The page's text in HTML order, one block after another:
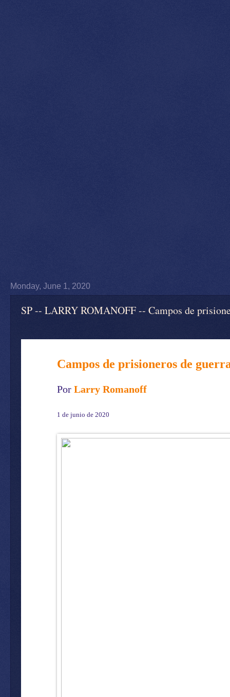
Monday, June 1, 2020
SP -- LARRY ROMANOFF -- Campos de
Campos de prisioneros de
Por Larry Romanoff
1 de junio de 2020